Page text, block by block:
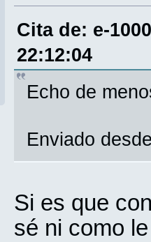
Cita de: e-
22:12:04
Echo de
Enviado
Si es que
sé ni como